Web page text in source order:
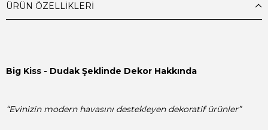
ÜRÜN ÖZELLIKLERI
Big Kiss - Dudak Şeklinde Dekor Hakkında
“Evinizin modern havasını destekleyen dekoratif ürünler”